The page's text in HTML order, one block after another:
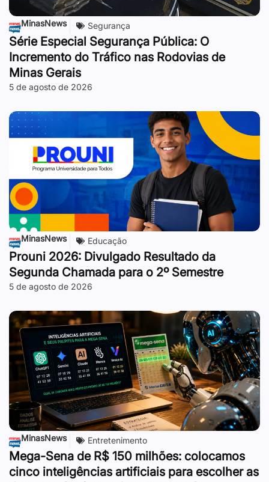
MinasNews Segurança
Série Especial Segurança Pública: O
Incremento do Tráfico nas Rodovias de
Minas Gerais
5 de agosto de 2026
MinasNews Educação
Prouni 2026: Divulgado Resultado da
Segunda Chamada para o 2º Semestre
5 de agosto de 2026
MinasNews Entretenimento
Mega-Sena de R$ 150 milhões: colocamos
cinco inteligências artificiais para escolher as